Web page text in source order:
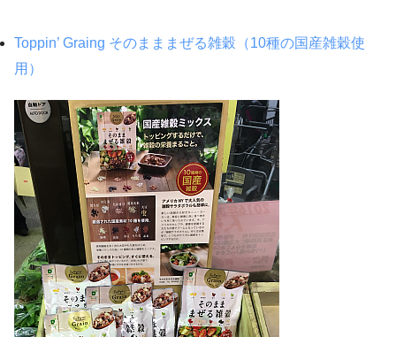
Toppin’ Graing そのまままぜる雑穀（10種の国産雑穀使
用）